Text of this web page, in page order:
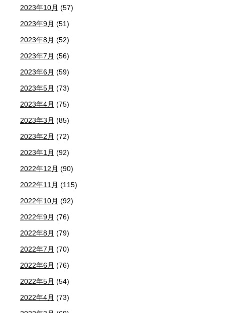
2023年10月 (57)
2023年9月 (51)
2023年8月 (52)
2023年7月 (56)
2023年6月 (59)
2023年5月 (73)
2023年4月 (75)
2023年3月 (85)
2023年2月 (72)
2023年1月 (92)
2022年12月 (90)
2022年11月 (115)
2022年10月 (92)
2022年9月 (76)
2022年8月 (79)
2022年7月 (70)
2022年6月 (76)
2022年5月 (54)
2022年4月 (73)